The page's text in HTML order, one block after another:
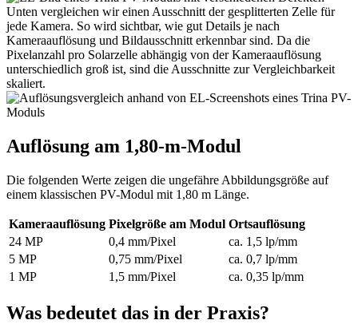
Unten vergleichen wir einen Ausschnitt der gesplitterten Zelle für
jede Kamera. So wird sichtbar, wie gut Details je nach
Kameraauflösung und Bildausschnitt erkennbar sind. Da die
Pixelanzahl pro Solarzelle abhängig von der Kameraauflösung
unterschiedlich groß ist, sind die Ausschnitte zur Vergleichbarkeit
skaliert.
Auflösung am 1,80-m-Modul
Die folgenden Werte zeigen die ungefähre Abbildungsgröße auf
einem klassischen PV-Modul mit 1,80 m Länge.
Kameraauflösung Pixelgröße am Modul Ortsauflösung
24 MP
0,4 mm/Pixel
ca. 1,5 lp/mm
5 MP
0,75 mm/Pixel
ca. 0,7 lp/mm
1 MP
1,5 mm/Pixel ca. 0,35 lp/mm
Was bedeutet das in der Praxis?